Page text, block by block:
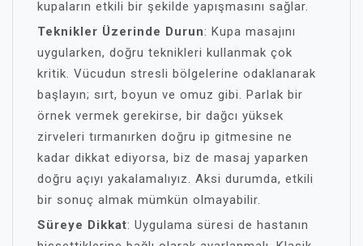
kupaların etkili bir şekilde yapışmasını sağlar.
Teknikler Üzerinde Durun: Kupa masajını
uygularken, doğru teknikleri kullanmak çok
kritik. Vücudun stresli bölgelerine odaklanarak
başlayın; sırt, boyun ve omuz gibi. Parlak bir
örnek vermek gerekirse, bir dağcı yüksek
zirveleri tırmanırken doğru ip gitmesine ne
kadar dikkat ediyorsa, biz de masaj yaparken
doğru açıyı yakalamalıyız. Aksi durumda, etkili
bir sonuç almak mümkün olmayabilir.
Süreye Dikkat: Uygulama süresi de hastanın